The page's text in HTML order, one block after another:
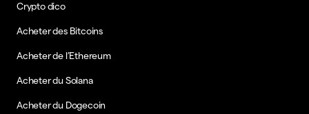
Crypto dico
Acheter des Bitcoins
Acheter de l’Ethereum
Acheter du Solana
Acheter du Dogecoin